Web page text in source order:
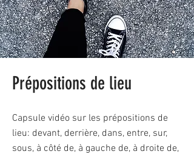
Prépositions de lieu
Capsule vidéo sur les prépositions de
lieu: devant, derrière, dans, entre, sur,
sous, à côté de, à gauche de, à droite de,